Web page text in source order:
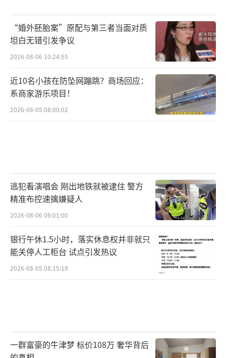
“婚外胚胎案”原配与第三者当面对质
坦白无错引发争议
2026-08-06 10:24:55
近10名小孩在防坠网蹦跳？商场回应：
系商家游乐项目！
2026-08-05 08:00:02
逃犯看演唱会 刚出地铁就被逮住 警方
精准布控速擒嫌疑人
2026-08-06 09:01:00
银行午休1.5小时，落实休息权并非就只
能关停人工柜台 试点引发热议
2026-08-05 08:15:18
一群富豪的牛津梦 标价108万 奢华背后